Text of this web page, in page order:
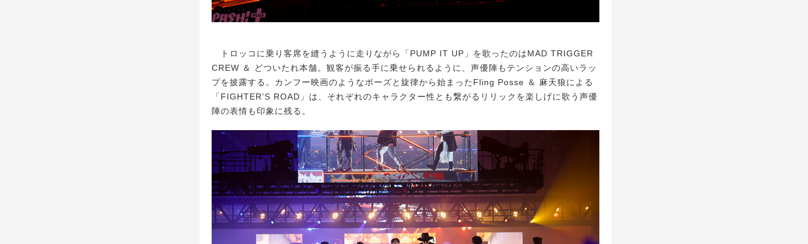
トロッコに乗り客席を縫うように走りながら「PUMP IT UP」を歌ったのはMAD TRIGGER
CREW ＆ どついたれ本舗。観客が振る手に乗せられるように、声優陣もテンションの高いラッ
プを披露する。カンフー映画のようなポーズと旋律から始まったFling Posse ＆ 麻天狼による
「FIGHTER’S ROAD」は、それぞれのキャラクター性とも繋がるリリックを楽しげに歌う声優
陣の表情も印象に残る。